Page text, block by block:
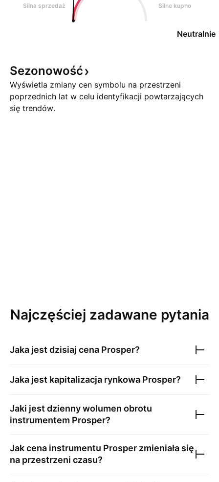
Silna sprzedaż Silne kupno
Neutralnie
Sezonowość
Wyświetla zmiany cen symbolu na przestrzeni
poprzednich lat w celu identyfikacji powtarzających
się trendów.
Najczęściej zadawane pytania
Jaka jest dzisiaj cena Prosper?
Jaka jest kapitalizacja rynkowa Prosper?
Jaki jest dzienny wolumen obrotu
instrumentem Prosper?
Jak cena instrumentu Prosper zmieniała się
na przestrzeni czasu?